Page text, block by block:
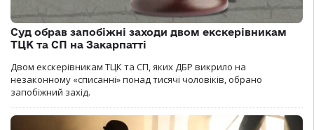
Суд обрав запобіжні заходи двом екскерівникам
ТЦК та СП на Закарпатті
Двом екскерівникам ТЦК та СП, яких ДБР викрило на
незаконному «списанні» понад тисячі чоловіків, обрано
запобіжний захід.